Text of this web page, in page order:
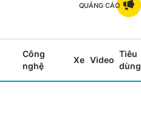
QUẢNG CÁO
Công
nghệ
Xe Video
Tiêu
dùng